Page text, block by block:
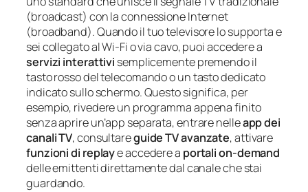
(broadcast) con la connessione Internet
(broadband). Quando il tuo televisore lo supporta e
sei collegato al Wi‑Fi o via cavo, puoi accedere a
servizi interattivi semplicemente premendo il
tasto rosso del telecomando o un tasto dedicato
indicato sullo schermo. Questo significa, per
esempio, rivedere un programma appena finito
senza aprire un’app separata, entrare nelleapp dei
canali TV, consultareguide TV avanzate, attivare
funzioni di replaye accedere a portali on‑demand
delle emittenti direttamente dal canale che stai
guardando.